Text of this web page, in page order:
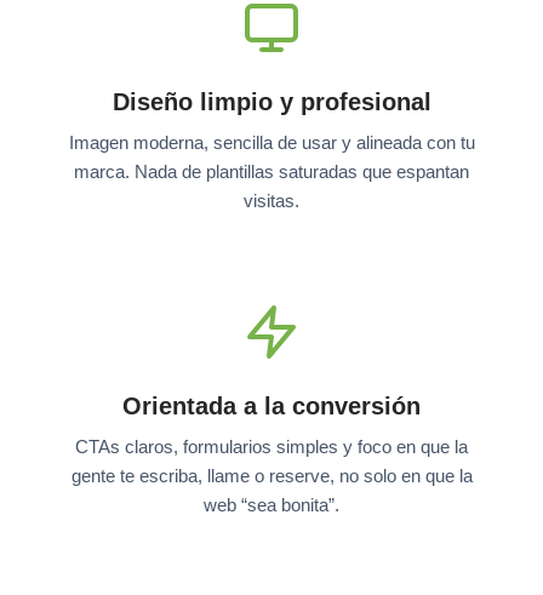
Diseño limpio y profesional
Imagen moderna, sencilla de usar y alineada con tu
marca. Nada de plantillas saturadas que espantan
visitas.
Orientada a la conversión
CTAs claros, formularios simples y foco en que la
gente te escriba, llame o reserve, no solo en que la
web “sea bonita”.